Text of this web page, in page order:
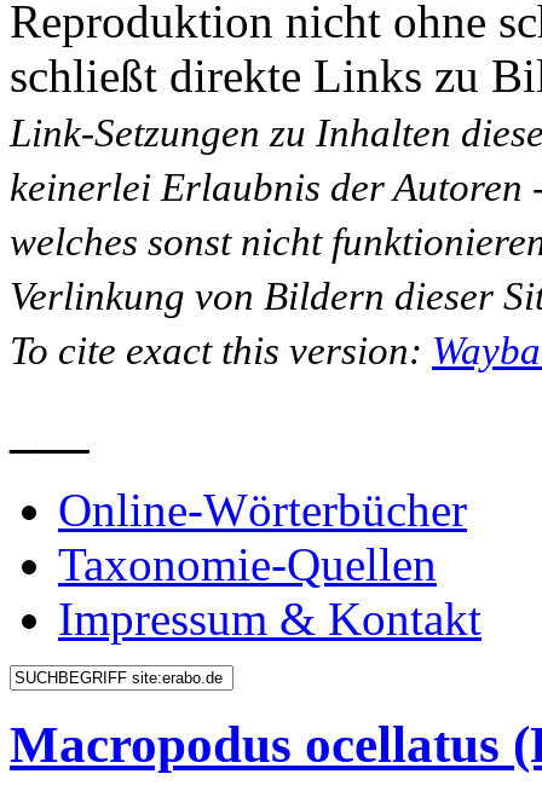
Reproduktion nicht ohne
schließt direkte Links zu
Link-Setzungen zu Inhalten
keinerlei Erlaubnis der Autoren
welches sonst nicht
Verlinkung von Bildern dieser
To cite exact this version:
Online-Wörterbücher
Taxonomie-Quellen
Impressum & Kontakt
Macropodus ocellatus